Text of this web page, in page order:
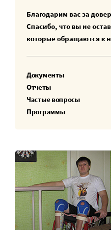
Благодарим вас за
Спасибо, что вы не
которые обращаются к
Документы
Отчеты
Частые вопросы
Программы